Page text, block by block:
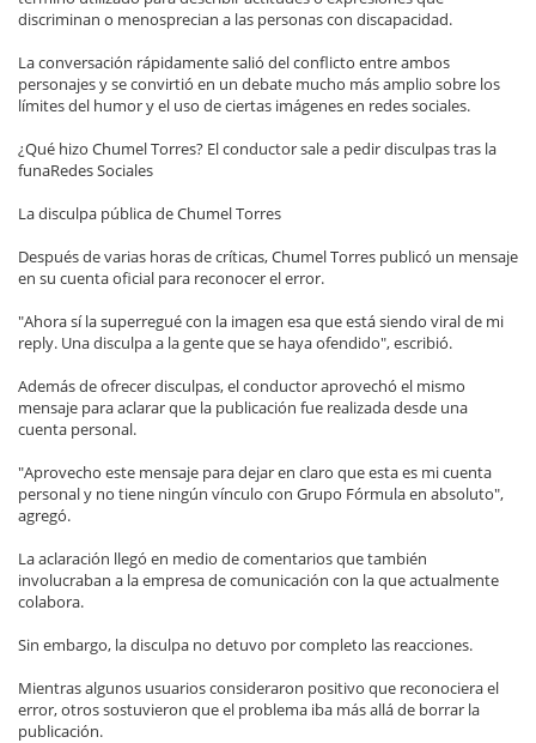
discriminan o menosprecian a las personas con discapacidad.
La conversación rápidamente salió del conflicto entre ambos
personajes y se convirtió en un debate mucho más amplio sobre los
límites del humor y el uso de ciertas imágenes en redes sociales.
¿Qué hizo Chumel Torres? El conductor sale a pedir disculpas tras la
funaRedes Sociales
La disculpa pública de Chumel Torres
Después de varias horas de críticas, Chumel Torres publicó un mensaje
en su cuenta oficial para reconocer el error.
"Ahora sí la superregué con la imagen esa que está siendo viral de mi
reply. Una disculpa a la gente que se haya ofendido", escribió.
Además de ofrecer disculpas, el conductor aprovechó el mismo
mensaje para aclarar que la publicación fue realizada desde una
cuenta personal.
"Aprovecho este mensaje para dejar en claro que esta es mi cuenta
personal y no tiene ningún vínculo con Grupo Fórmula en absoluto",
agregó.
La aclaración llegó en medio de comentarios que también
involucraban a la empresa de comunicación con la que actualmente
colabora.
Sin embargo, la disculpa no detuvo por completo las reacciones.
Mientras algunos usuarios consideraron positivo que reconociera el
error, otros sostuvieron que el problema iba más allá de borrar la
publicación.